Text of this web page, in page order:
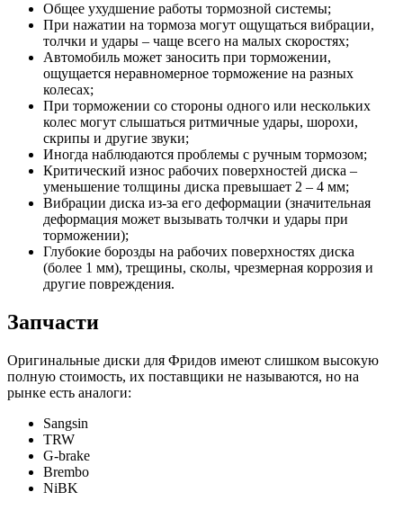
Общее ухудшение работы тормозной системы;
При нажатии на тормоза могут ощущаться вибрации,
толчки и удары – чаще всего на малых скоростях;
Автомобиль может заносить при торможении,
ощущается неравномерное торможение на разных
колесах;
При торможении со стороны одного или нескольких
колес могут слышаться ритмичные удары, шорохи,
скрипы и другие звуки;
Иногда наблюдаются проблемы с ручным тормозом;
Критический износ рабочих поверхностей диска –
уменьшение толщины диска превышает 2 – 4 мм;
Вибрации диска из-за его деформации (значительная
деформация может вызывать толчки и удары при
торможении);
Глубокие борозды на рабочих поверхностях диска
(более 1 мм), трещины, сколы, чрезмерная коррозия и
другие повреждения.
Запчасти
Оригинальные диски для Фридов имеют слишком высокую
полную стоимость, их поставщики не называются, но на
рынке есть аналоги:
Sangsin
TRW
G-brake
Brembo
NiBK